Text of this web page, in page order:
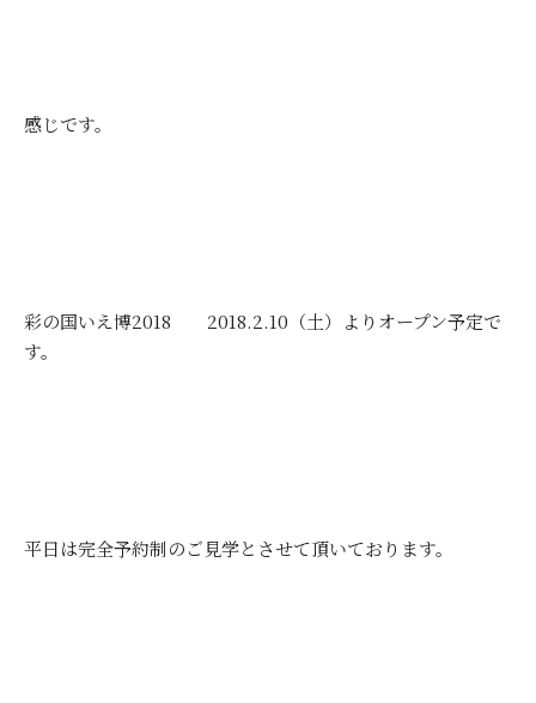
感じです。
彩の国いえ博2018 2018.2.10（土）よりオープン予定で
す。
平日は完全予約制のご見学とさせて頂いております。